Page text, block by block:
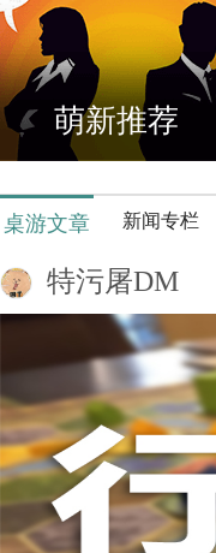
萌新推荐
桌游文章 新闻专栏
特污屠DM